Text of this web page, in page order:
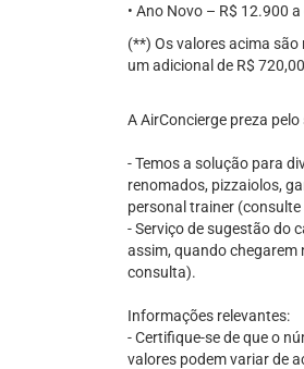
• Ano Novo – R$ 12.900
(**) Os valores acima
um adicional de R$
A AirConcierge preza
- Temos a solução para
renomados, pizzaiolos,
personal trainer
- Serviço de sugestão do
assim, quando chegarem
consulta).
Informações relevantes:
- Certifique-se de que o
valores podem variar de